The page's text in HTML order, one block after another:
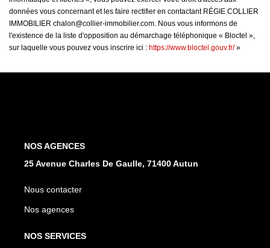
données vous concernant et les faire rectifier en contactant RÉGIE COLLIER
IMMOBILIER chalon@collier-immobilier.com. Nous vous informons de
l'existence de la liste d'opposition au démarchage téléphonique « Bloctel »,
sur laquelle vous pouvez vous inscrire ici : https://www.bloctel.gouv.fr/»
NOS AGENCES
25 Avenue Charles De Gaulle, 71400 Autun
Nous contacter
Nos agences
NOS SERVICES